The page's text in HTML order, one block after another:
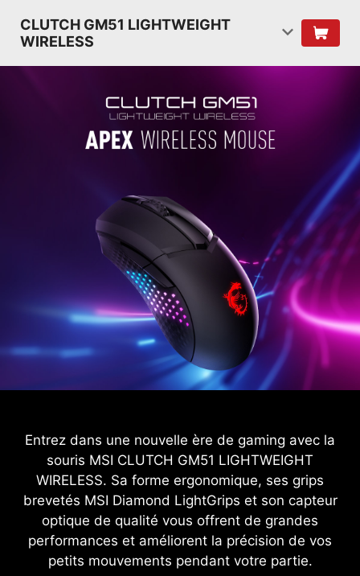
CLUTCH GM51 LIGHTWEIGHT
WIRELESS
Entrez dans une nouvelle ère de gaming avec la
souris MSI CLUTCH GM51 LIGHTWEIGHT
WIRELESS. Sa forme ergonomique, ses grips
brevetés MSI Diamond LightGrips et son capteur
optique de qualité vous offrent de grandes
performances et améliorent la précision de vos
petits mouvements pendant votre partie.